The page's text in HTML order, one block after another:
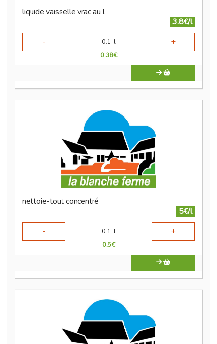
liquide vaisselle vrac au l
3.8€/l
-
0.1 l +
0.38€
nettoie-tout concentré
5€/l
-
0.1 l +
0.5€